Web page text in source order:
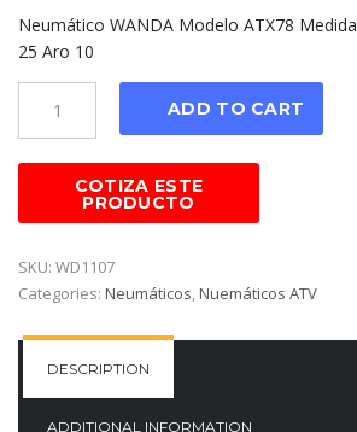
Neumático WANDA Modelo ATX78 Medida
25 Aro 10
ADD TO CART
SKU: WD1107
Categories: Neumáticos,Nuemáticos ATV
DESCRIPTION
ADDITIONAL INFORMATION